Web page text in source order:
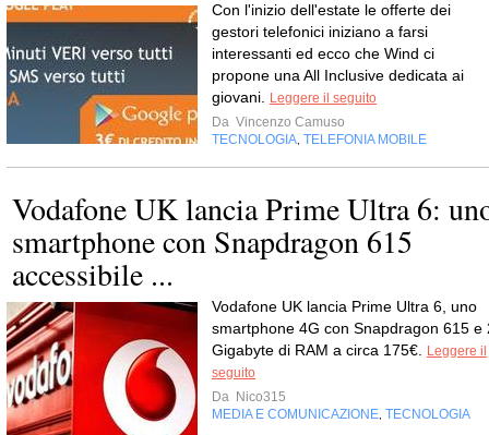
Con l'inizio dell'estate le offerte dei
gestori telefonici iniziano a farsi
interessanti ed ecco che Wind ci
propone una All Inclusive dedicata ai
giovani. Leggere il seguito
Da Vincenzo Camuso
TECNOLOGIA, TELEFONIA MOBILE
Vodafone UK lancia Prime Ultra 6:
smartphone con Snapdragon 615
accessibile ...
Vodafone UK lancia Prime Ultra 6, uno
smartphone 4G con Snapdragon 615 e
Gigabyte di RAM a circa 175€. Leggere il
seguito
Da Nico315
MEDIA E COMUNICAZIONE, TECNOLOGIA